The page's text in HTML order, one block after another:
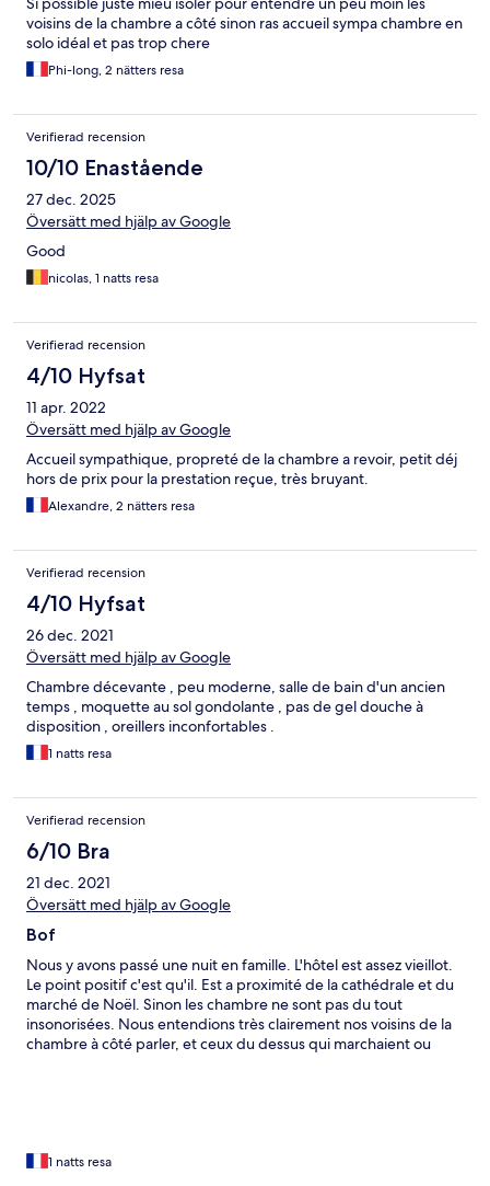
voisins de la chambre a côté sinon ras accueil sympa chambre en
solo idéal et pas trop chere
Phi-long, 2 nätters resa
Verifierad recension
10/10 Enastående
27 dec. 2025
Översätt med hjälp av Google
Good
nicolas, 1 natts resa
Verifierad recension
4/10 Hyfsat
11 apr. 2022
Översätt med hjälp av Google
Accueil sympathique, propreté de la chambre a revoir, petit déj
hors de prix pour la prestation reçue, très bruyant.
Alexandre, 2 nätters resa
Verifierad recension
4/10 Hyfsat
26 dec. 2021
Översätt med hjälp av Google
Chambre décevante , peu moderne, salle de bain d'un ancien
temps , moquette au sol gondolante , pas de gel douche à
disposition , oreillers inconfortables .
1 natts resa
Verifierad recension
6/10 Bra
21 dec. 2021
Översätt med hjälp av Google
Bof
Nous y avons passé une nuit en famille. L'hôtel est assez vieillot.
Le point positif c'est qu'il. Est a proximité de la cathédrale et du
marché de Noël. Sinon les chambre ne sont pas du tout
insonorisées. Nous entendions très clairement nos voisins de la
chambre à côté parler, et ceux du dessus qui marchaient ou
1 natts resa